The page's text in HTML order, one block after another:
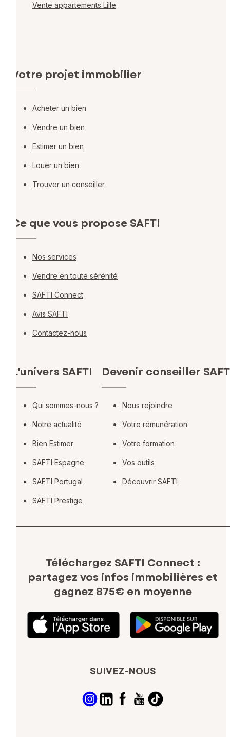
Vente appartements Lille
Votre projet immobilier
Acheter un bien
Vendre un bien
Estimer un bien
Louer un bien
Trouver un conseiller
Ce que vous propose SAFTI
Nos services
Vendre en toute sérénité
SAFTI Connect
Avis SAFTI
Contactez-nous
L'univers SAFTI
Qui sommes-nous ?
Notre actualité
Bien Estimer
SAFTI Espagne
SAFTI Portugal
SAFTI Prestige
Devenir conseiller
Nous rejoindre
Votre rémunération
Votre formation
Vos outils
Découvrir SAFTI
Téléchargez SAFTI Connect :
partagez vos infos immobilières et
gagnez 875€ en moyenne
SUIVEZ-NOUS